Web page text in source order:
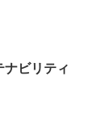
ナビリティ